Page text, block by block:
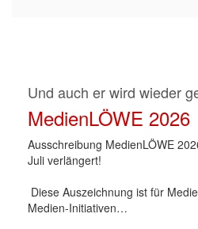
Und auch er wird wieder
MedienLÖWE 2026
Ausschreibung MedienLÖWE
Juli verlängert!
Diese Auszeichnung ist für
Medien-Initiativen…